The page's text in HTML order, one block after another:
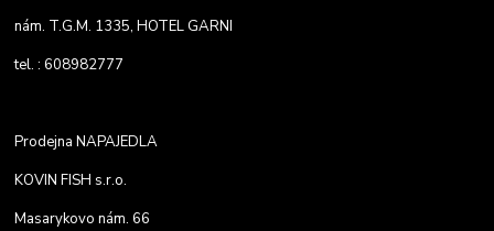
nám. T.G.M. 1335, HOTEL GARNI
tel. : 608982777
Prodejna NAPAJEDLA
KOVIN FISH s.r.o.
Masarykovo nám. 66